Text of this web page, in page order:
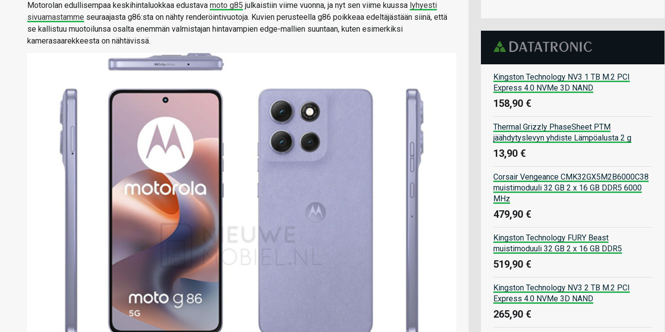
Motorolan edullisempaa keskihintaluokkaa edustava moto g85 julkaistiin viime vuonna, ja nyt sen viime kuussa lyhyesti
sivuamastamme seuraajasta g86:sta on nähty renderöintivuotoja. Kuvien perusteella g86 poikkeaa edeltäjästään siinä, että
se kallistuu muotoilunsa osalta enemmän valmistajan hintavampien edge-mallien suuntaan, kuten esimerkiksi
kamerasaarekkeesta on nähtävissä.
Kingston Technology NV3 1 TB M.2 PCI
Express 4.0 NVMe 3D NAND
158,90 €
Thermal Grizzly PhaseSheet PTM
jäähdytyslevyn yhdiste Lämpöalusta 2 g
13,90 €
Corsair Vengeance CMK32GX5M2B6000C38
muistimoduuli 32 GB 2 x 16 GB DDR5 6000
MHz
479,90 €
Kingston Technology FURY Beast
muistimoduuli 32 GB 2 x 16 GB DDR5
519,90 €
Kingston Technology NV3 2 TB M.2 PCI
Express 4.0 NVMe 3D NAND
265,90 €